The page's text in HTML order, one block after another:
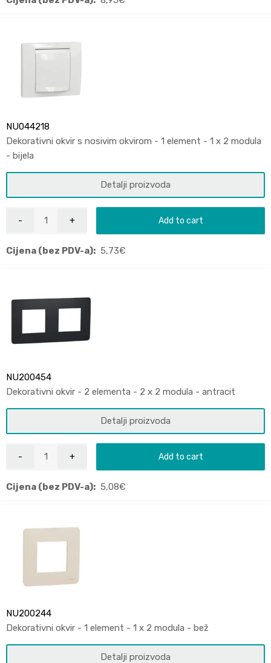
NU044218
Dekorativni okvir s nosivim okvirom - 1 element - 1 x 2 modula
- bijela
Detalji proizvoda
Add to cart
Cijena (bez PDV-a): 5,73€
NU200454
Dekorativni okvir - 2 elementa - 2 x 2 modula - antracit
Detalji proizvoda
Add to cart
Cijena (bez PDV-a): 5,08€
NU200244
Dekorativni okvir - 1 element - 1 x 2 modula - bež
Detalji proizvoda